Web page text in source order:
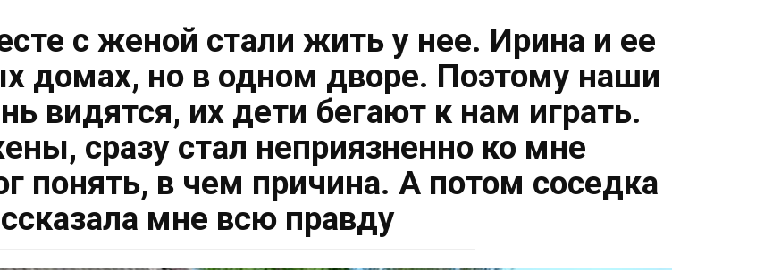
с женой стали жить у нее. Ирина и ее
домах, но в одном дворе. Поэтому наши
видятся, их дети бегают к нам играть.
сразу стал неприязненно ко мне
понять, в чем причина. А потом соседка
мне всю правду